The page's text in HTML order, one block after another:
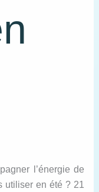
l’énergie de
utiliser en été ? 21